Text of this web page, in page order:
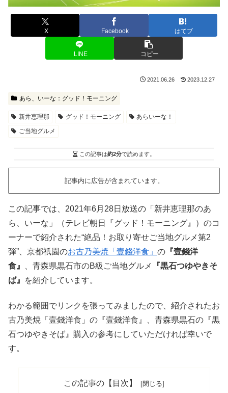
X Facebook はてブ
LINE コピー
2021.06.26 2023.12.27
あら、いーな：グッド！モーニング
新井恵理那 グッド！モーニング
あらいーな！
ご当地グルメ
この記事は約2分で読めます。
記事内に広告が含まれています。
この記事では、2021年6月28日放送の「新井恵理那のあ
ら、いーな」（テレビ朝日『グッド！モーニング』）のコ
ーナーで紹介された“絶品！お取り寄せご当地グルメ第2
弾”、京都祇園のお古乃美焼「壹錢洋食」 の 『壹錢洋
食』
、青森県黒石市のB級ご当地グルメ
『黒石つゆやきそ
ば』
を紹介しています。
わかる範囲でリンクを張ってみましたので、紹介されたお
古乃美焼「壹錢洋食」の『壹錢洋食』、青森県黒石の『黒
石つゆやきそば』購入の参考にしていただければ幸いで
す。
この記事の【目次】